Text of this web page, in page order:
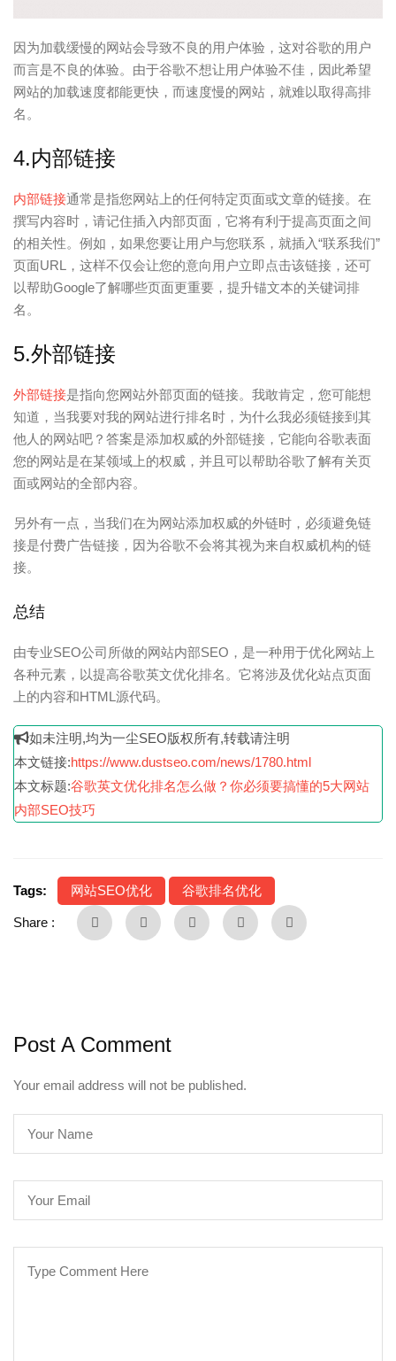
因为加载缓慢的网站会导致不良的用户体验，这对谷歌的用户
而言是不良的体验。由于谷歌不想让用户体验不佳，因此希望
网站的加载速度都能更快，而速度慢的网站，就难以取得高排
名。
4.内部链接
内部链接通常是指您网站上的任何特定页面或文章的链接。在
撰写内容时，请记住插入内部页面，它将有利于提高页面之间
的相关性。例如，如果您要让用户与您联系，就插入“联系我们”
页面URL，这样不仅会让您的意向用户立即点击该链接，还可
以帮助Google了解哪些页面更重要，提升锚文本的关键词排
名。
5.外部链接
外部链接是指向您网站外部页面的链接。我敢肯定，您可能想
知道，当我要对我的网站进行排名时，为什么我必须链接到其
他人的网站吧？答案是添加权威的外部链接，它能向谷歌表面
您的网站是在某领域上的权威，并且可以帮助谷歌了解有关页
面或网站的全部内容。
另外有一点，当我们在为网站添加权威的外链时，必须避免链
接是付费广告链接，因为谷歌不会将其视为来自权威机构的链
接。
总结
由专业SEO公司所做的网站内部SEO，是一种用于优化网站上
各种元素，以提高谷歌英文优化排名。它将涉及优化站点页面
上的内容和HTML源代码。
如未注明,均为一尘SEO版权所有,转载请注明
本文链接:https://www.dustseo.com/news/1780.html
本文标题:谷歌英文优化排名怎么做？你必须要搞懂的5大网站
内部SEO技巧
Tags: 网站SEO优化 谷歌排名优化
Share :
Post A Comment
Your email address will not be published.